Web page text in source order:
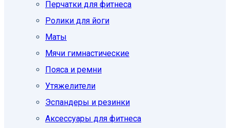
Перчатки для фитнеса
Ролики для йоги
Маты
Мячи гимнастические
Пояса и ремни
Утяжелители
Эспандеры и резинки
Аксессуары для фитнеса